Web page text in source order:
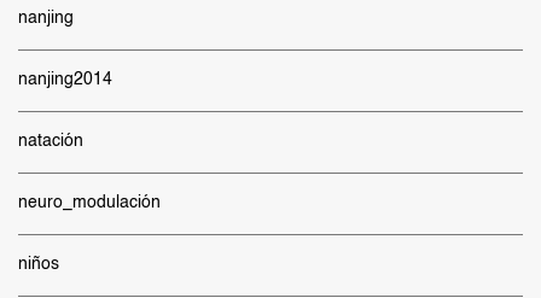
nanjing
nanjing2014
natación
neuro_modulación
niños